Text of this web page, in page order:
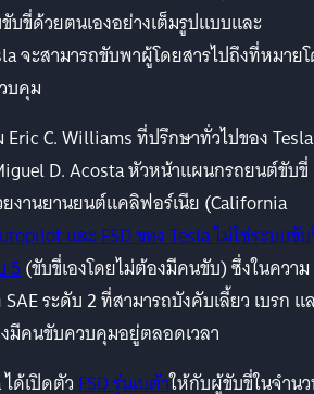
บขี่ด้วยตนเองอย่างเต็มรูปแบบและ
จะสามารถขับพาผู้โดยสารไปถึงที่หมาย
บคุม
C. Williams ที่ปรึกษาทั่วไปของ Tesla
D. Acosta หัวหน้าแผนกรถยนต์ขับขี่
งานยานยนต์แคลิฟอร์เนีย (California
และ FSD ของ Tesla ไม่ใช่ระบบขั
5(ขับขี่เองโดยไม่ต้องมีคนขับ) ซึ่งในความ
ระดับ 2 ที่สามารถบังคับเลี้ยว เบรก แ
งมีคนขับควบคุมอยู่ตลอดเวลา
ด้เปิดตัวFSD รุ่นเบต้าให้กับผู้ขับขี่ในจำน